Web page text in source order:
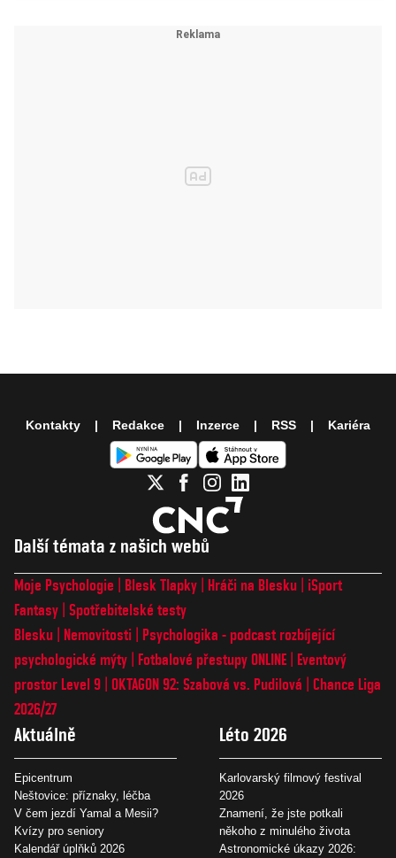
Další témata z našich webů
Moje Psychologie Blesk Tlapky Hráči na Blesku
iSport
Fantasy Spotřebitelské testy
Blesku
Nemovitosti
Psychologika - podcast rozbíjející
psychologické mýty
Fotbalové přestupy ONLINE
Eventový
prostor Level 9 OKTAGON 92: Szabová vs. Pudilová
Chance Liga
2026/27
Aktuálně
Epicentrum
Neštovice: příznaky, léčba
V čem jezdí Yamal a Mesii?
Kvízy pro seniory
Kalendář úplňků 2026
Léto 2026
Karlovarský filmový festival
2026
Znamení, že jste potkali
někoho z minulého života
Astronomické úkazy 2026:
Kontakty Redakce Inzerce RSS Kariéra